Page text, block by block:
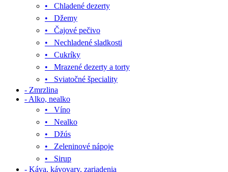
• Chladené dezerty
• Džemy
• Čajové pečivo
• Nechladené sladkosti
• Cukríky
• Mrazené dezerty a torty
• Sviatočné špeciality
- Zmrzlina
- Alko, nealko
• Víno
• Nealko
• Džús
• Zeleninové nápoje
• Sirup
- Káva, kávovary, zariadenia